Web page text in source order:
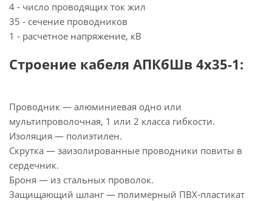
4 - число проводящих ток жил
35 - сечение проводников
1 - расчетное напряжение, кВ
Строение кабеля АПКбШв 4х35-1:
Проводник — алюминиевая одно или
мультипроволочная, 1 или 2 класса гибкости.
Изоляция — полиэтилен.
Скрутка — заизолированные проводники повиты в
сердечник.
Броня — из стальных проволок.
Защищающий шланг — полимерный ПВХ-пластикат